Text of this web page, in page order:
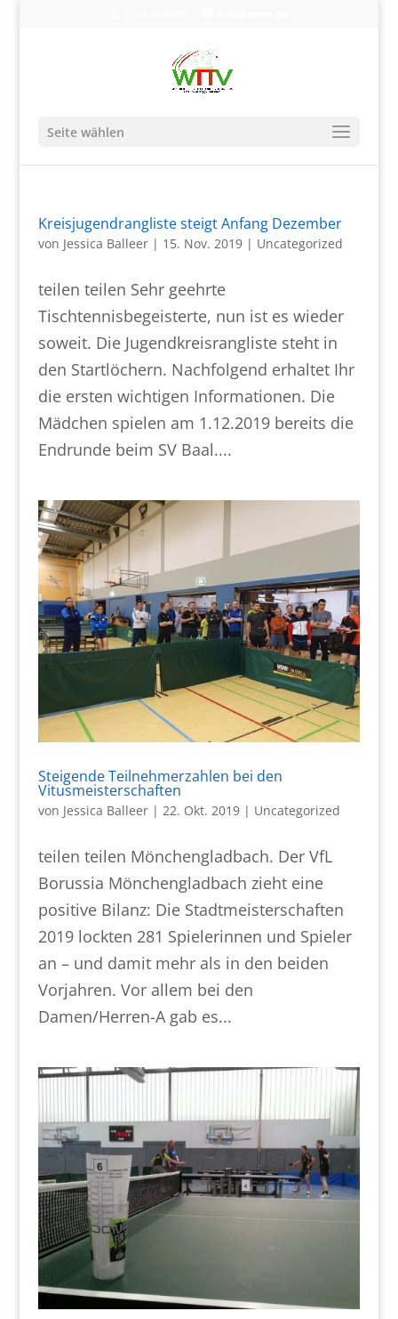
Seite wählen
Kreisjugendrangliste steigt Anfang Dezember
von Jessica Balleer| 15. Nov. 2019| Uncategorized
teilen teilen Sehr geehrte
Tischtennisbegeisterte, nun ist es wieder
soweit. Die Jugendkreisrangliste steht in
den Startlöchern. Nachfolgend erhaltet Ihr
die ersten wichtigen Informationen. Die
Mädchen spielen am 1.12.2019 bereits die
Endrunde beim SV Baal....
Steigende Teilnehmerzahlen bei den
Vitusmeisterschaften
von Jessica Balleer| 22. Okt. 2019| Uncategorized
teilen teilen Mönchengladbach. Der VfL
Borussia Mönchengladbach zieht eine
positive Bilanz: Die Stadtmeisterschaften
2019 lockten 281 Spielerinnen und Spieler
an – und damit mehr als in den beiden
Vorjahren. Vor allem bei den
Damen/Herren-A gab es...